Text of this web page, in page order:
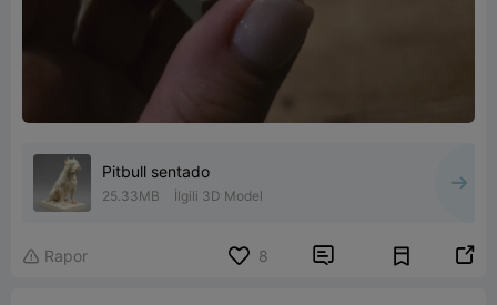
Pitbull sentado
25.33MB İlgili 3D Model
 Rapor 8  